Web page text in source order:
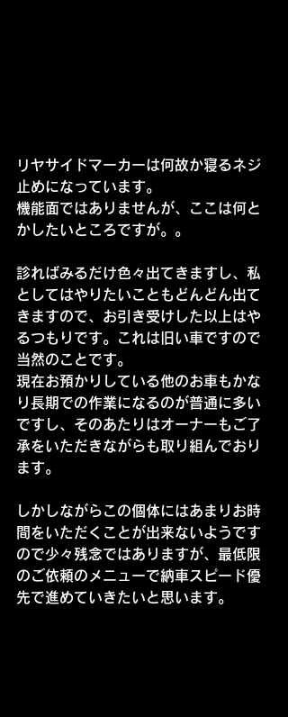
リヤサイドマーカーは何故か寝るネジ
止めになっています。
機能面ではありませんが、ここは何と
かしたいところですが。。
診ればみるだけ色々出てきますし、私
としてはやりたいこともどんどん出て
きますので、お引き受けした以上はや
るつもりです。これは旧い車ですので
当然のことです。
現在お預かりしている他のお車もかな
り長期での作業になるのが普通に多い
ですし、そのあたりはオーナーもご了
承をいただきながらも取り組んでおり
ます。
しかしながらこの個体にはあまりお時
間をいただくことが出来ないようです
ので少々残念ではありますが、最低限
のご依頼のメニューで納車スピード優
先で進めていきたいと思います。